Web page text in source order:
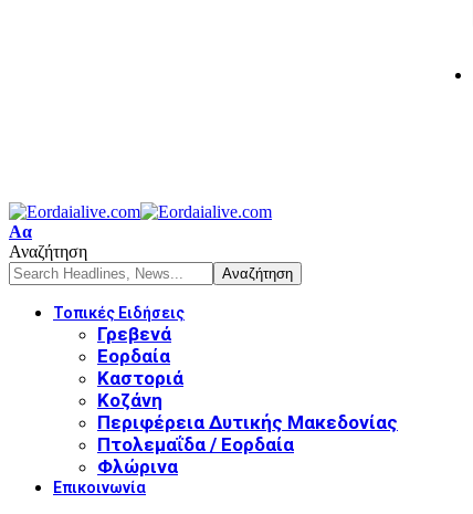
Αα
Αναζήτηση
Τοπικές Ειδήσεις
Γρεβενά
Εορδαία
Καστοριά
Κοζάνη
Περιφέρεια Δυτικής Μακεδονίας
Πτολεμαΐδα / Εορδαία
Φλώρινα
Επικοινωνία